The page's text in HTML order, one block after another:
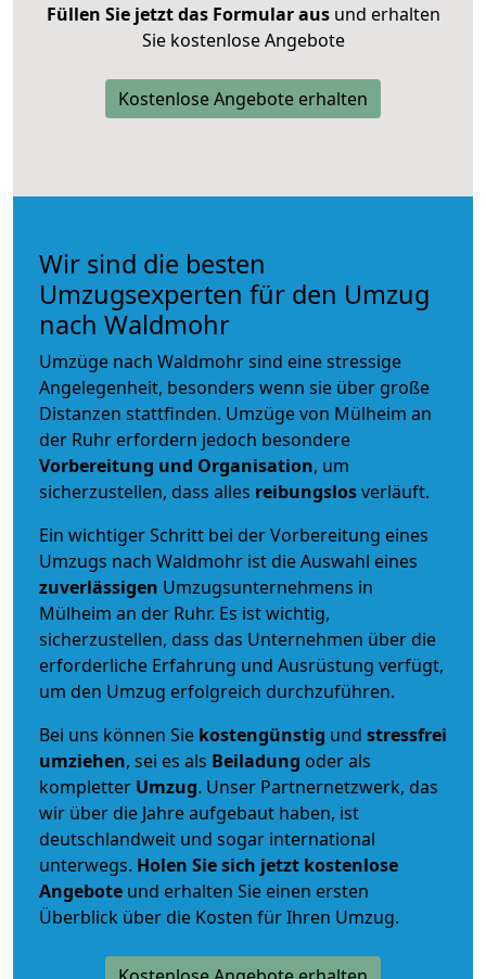
Füllen Sie jetzt das Formular ausund erhalten
Sie kostenlose Angebote
Kostenlose Angebote erhalten
Wir sind die besten
Umzugsexperten für den Umzug
nach Waldmohr
Umzüge nach Waldmohr sind eine stressige
Angelegenheit, besonders wenn sie über große
Distanzen stattfinden. Umzüge von Mülheim an
der Ruhr erfordern jedoch besondere
Vorbereitung und Organisation, um
sicherzustellen, dass alles reibungslosverläuft.
Ein wichtiger Schritt bei der Vorbereitung eines
Umzugs nach Waldmohr ist die Auswahl eines
zuverlässigen Umzugsunternehmens in
Mülheim an der Ruhr. Es ist wichtig,
sicherzustellen, dass das Unternehmen über die
erforderliche Erfahrung und Ausrüstung verfügt,
um den Umzug erfolgreich durchzuführen.
Bei uns können Sie kostengünstig und stressfrei
umziehen, sei es als Beiladung oder als
kompletter Umzug. Unser Partnernetzwerk, das
wir über die Jahre aufgebaut haben, ist
deutschlandweit und sogar international
unterwegs. Holen Sie sich jetzt kostenlose
Angebote und erhalten Sie einen ersten
Überblick über die Kosten für Ihren Umzug.